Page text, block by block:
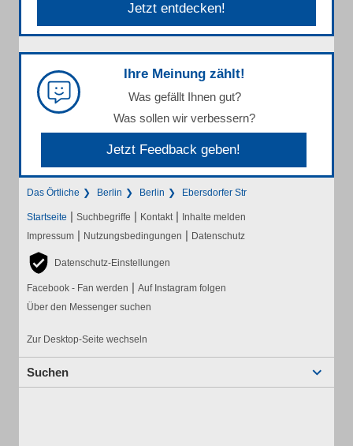
Jetzt entdecken!
Ihre Meinung zählt!
Was gefällt Ihnen gut?
Was sollen wir verbessern?
Jetzt Feedback geben!
Das Örtliche Berlin Berlin Ebersdorfer Str
Startseite | Suchbegriffe | Kontakt | Inhalte melden
Impressum | Nutzungsbedingungen | Datenschutz
Datenschutz-Einstellungen
Facebook - Fan werden | Auf Instagram folgen
Über den Messenger suchen
Zur Desktop-Seite wechseln
Suchen